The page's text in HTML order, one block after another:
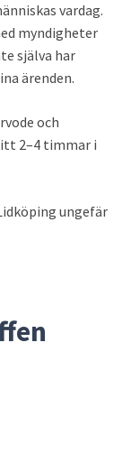
vardag.
myndigheter
själva har
ärenden.
och
2–4 timmar i
ungefär